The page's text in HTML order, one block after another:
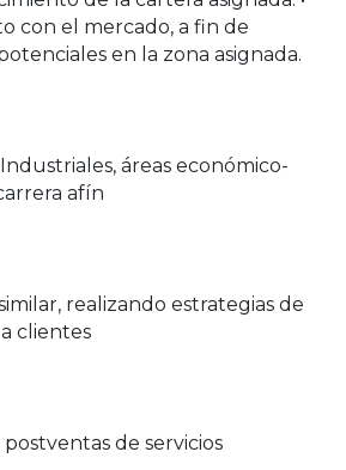
con el mercado, a fin de
en la zona asignada.
áreas económico-
afín
realizando estrategias de
clientes
de servicios